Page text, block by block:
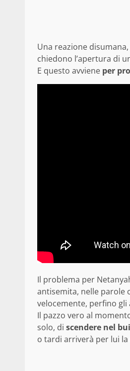
Una reazione
chiedono l’apertura di
E questo avviene per
Il problema per
antisemita, nelle parole
velocemente, perfino gli
Il pazzo vero al
solo, di scendere nel
o tardi arriverà per lui la